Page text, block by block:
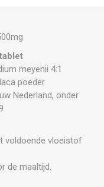
meyenii 4:1
poeder
Nederland, onder
voldoende vloeistof
de maaltijd.